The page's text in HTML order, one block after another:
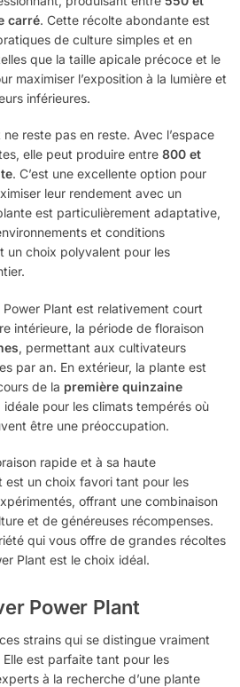
carré. Cette récolte abondante est
de culture simples et en
que la taille apicale précoce et le
maximiser l’exposition à la lumière et
inférieures.
reste pas en reste. Avec l’espace
elle peut produire entre 800 et
. C’est une excellente option pour
leur rendement avec un
est particulièrement adaptative,
et conditions
un choix polyvalent pour les
Plant est relativement court
intérieure, la période de floraison
, permettant aux cultivateurs
par an. En extérieur, la plante est
de la première quinzaine
idéale pour les climats tempérés où
être une préoccupation.
rapide et à sa haute
est un choix favori tant pour les
offrant une combinaison
et de généreuses récompenses.
qui vous offre de grandes récoltes
Plant est le choix idéal.
Power Plant
strains qui se distingue vraiment
est parfaite tant pour les
à la recherche d’une plante